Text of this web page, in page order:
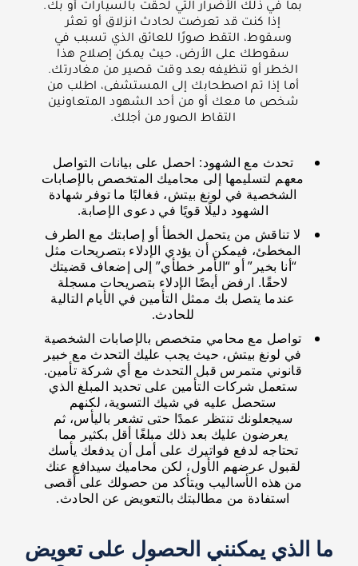
بما في ذلك الأضرار التي لحقت بالسيارات أو بك.
إذا كنت قد تعرضت لحادث انزلاق أو تعثر
وسقوط، التقط صورًا للعائق الذي تسبب في
سقوطك على الأرض، حيث يمكن إصلاح هذا
الخطر أو تنظيفه بعد وقت قصير من مغادرتك.
أما إذا تم اصطحابك إلى المستشفى، اطلب من
شخص ما معك أو من أحد الشهود المتعاونين
التقاط الصور من أجلك.
تحدث مع الشهود: احصل على بيانات التواصل
معهم لتسليمها إلى محاميك المتخصص بالإصابات
الشخصية في لونغ بيتش، فغالبًا ما توفر شهادة
الشهود دليلًا قويًا في دعوى الإصابة.
لا تناقش من يتحمل الخطأ أو إصابتك مع الطرف
المخطئ، فيمكن أن يؤدي الإدلاء بتصريحات مثل
“أنا بخير” أو “الأمر خطأي” إلى إضعاف قضيتك
لاحقًا. ارفض أيضًا الإدلاء بتصريحات مسجلة
عندما يتصل بك ممثل التأمين في الأيام التالية
للحادث.
تواصل مع محامي متخصص بالإصابات الشخصية
في لونغ بيتش، حيث يجب عليك التحدث مع خبير
قانوني متمرس قبل التحدث مع أي شركة تأمين.
ستعمل شركات التأمين على تحديد المبلغ الذي
ستحصل عليه في شيك التسوية، لكنهم
سيجعلونك تنتظر عمدًا حتى تشعر باليأس، ثم
يعرضون عليك بعد ذلك مبلغًا أقل بكثير مما
تحتاجه لدفع فواتيرك على أمل أن يدفعك يأسك
لقبول عرضهم الأول، لكن محاميك سيدافع عنك
من هذه الأساليب ويتأكد من حصولك على أقصى
استفادة من مطالبتك بالتعويض عن الحادث.
ما الذي يمكنني الحصول على تعويض